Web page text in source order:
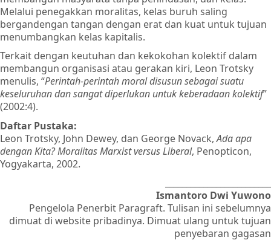
Melalui penegakkan moralitas, kelas buruh saling
bergandengan tangan dengan erat dan kuat untuk tujuan
menumbangkan kelas kapitalis.
Terkait dengan keutuhan dan kekokohan kolektif dalam
membangun organisasi atau gerakan kiri, Leon Trotsky
menulis, “Perintah-perintah moral disusun sebagai suatu
keseluruhan dan sangat diperlukan untuk keberadaan kolektif”
(2002:4).
Daftar Pustaka:
Leon Trotsky, John Dewey, dan George Novack,Ada apa
dengan Kita? Moralitas Marxist versus Liberal, Penopticon,
Yogyakarta, 2002.
Ismantoro Dwi Yuwono
Pengelola Penerbit Paragraft. Tulisan ini sebelumnya
dimuat di website pribadinya. Dimuat ulang untuk tujuan
penyebaran gagasan